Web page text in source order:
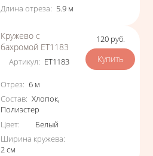
Длина отреза: 5.9 м
Кружево с
бахромой ЕТ1183
Артикул: ЕТ1183
Характеристики
Отрез: 6 м
Состав: Хлопок,
Полиэстер
Цвет:
Белый
Ширина кружева:
2см
Цена
120 руб.